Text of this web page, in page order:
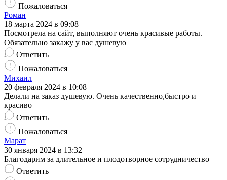
Пожаловаться
Роман
18 марта 2024 в 09:08
Посмотрела на сайт, выполняют очень красивые работы.
Обязательно закажу у вас душевую
Ответить
Пожаловаться
Михаил
20 февраля 2024 в 10:08
Делали на заказ душевую. Очень качественно,быстро и
красиво
Ответить
Пожаловаться
Марат
30 января 2024 в 13:32
Благодарим за длительное и плодотворное сотрудничество
Ответить